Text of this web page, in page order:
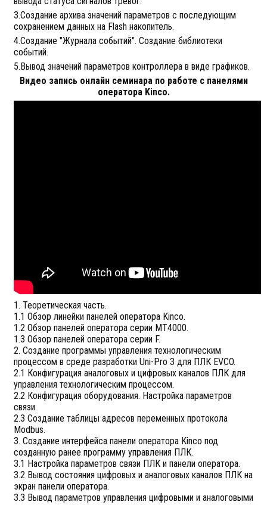
3.Создание архива значений параметров с последующим
сохранением данных на Flash накопитель.
4.Создание "Журнала событий". Создание библиотеки
событий.
5.Вывод значений параметров контроллера в виде графиков.
Видео запись онлайн семинара по работе с панелями
оператора Kinco.
1. Теоретическая часть.
1.1 Обзор линейки панелей оператора Kinco.
1.2 Обзор панелей оператора серии MT4000.
1.3 Обзор панелей оператора серии F.
2. Создание программы управления технологическим
процессом в среде разработки Uni-Pro 3 для ПЛК EVCO.
2.1 Конфигурация аналоговых и цифровых каналов ПЛК для
управления технологическим процессом.
2.2 Конфигурация оборудования. Настройка параметров
связи.
2.3 Создание таблицы адресов переменных протокола
Modbus.
3. Создание интерфейса панели оператора Kinco под
созданную ранее программу управления ПЛК.
3.1 Настройка параметров связи ПЛК и панели оператора.
3.2 Вывод состояния цифровых и аналоговых каналов ПЛК на
экран панели оператора.
3.3 Вывод параметров управления цифровыми и аналоговыми